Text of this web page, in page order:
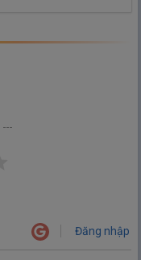
Đăng nhập